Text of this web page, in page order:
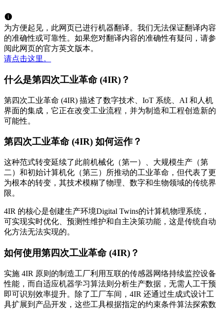
为方便起见，此网页已进行机器翻译。我们无法保证翻译内容
的准确性或可靠性。如果您对翻译内容的准确性有疑问，请参
阅此网页的官方英文版本。
请点击这里。
什么是第四次工业革命 (4IR)？
第四次工业革命 (4IR) 描述了数字技术、IoT 系统、AI 和人机
界面的集成，它正在改变工业流程，并为制造和工程创造新的
可能性。
第四次工业革命 (4IR) 如何运作？
这种范式转变延续了此前机械化（第一）、大规模生产（第
二）和初始计算机化（第三）所推动的工业革命，但代表了更
为根本的转变，其技术模糊了物理、数字和生物领域的传统界
限。
4IR 的核心是创建生产环境Digital Twins的计算机物理系统，
可实现实时优化、预测性维护和自主决策功能，这是传统自动
化方法无法实现的。
如何使用第四次工业革命 (4IR)？
实施 4IR 原则的制造工厂利用互联的传感器网络持续监控设备
性能，而自适应机器学习算法则分析生产数据，无需人工干预
即可识别效率提升。除了工厂车间，4IR 还通过生成式设计工
具扩展到产品开发，这些工具根据指定的约束条件算法探索数